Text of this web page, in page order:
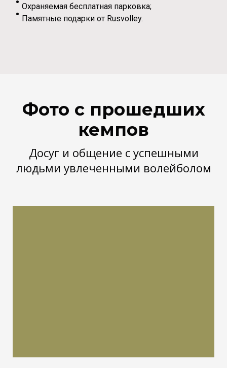
Охраняемая бесплатная парковка;
Памятные подарки от Rusvolley.
Фото с прошедших
кемпов
Досуг и общение с успешными
людьми увлеченными волейболом